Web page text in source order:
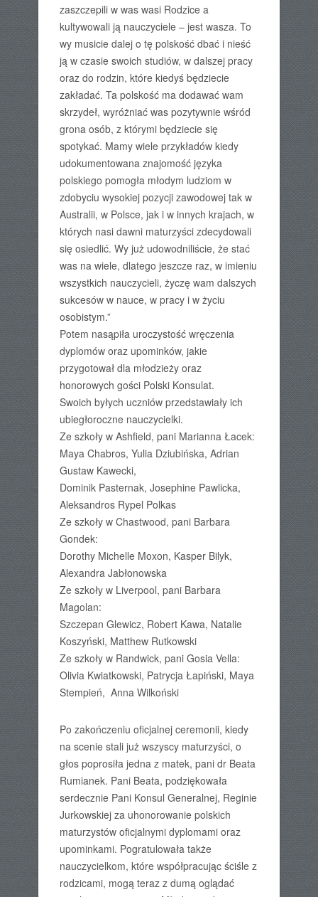
zaszczepili w was wasi Rodzice a
kultywowali ją nauczyciele – jest wasza. To
wy musicie dalej o tę polskość dbać i nieść
ją w czasie swoich studiów, w dalszej pracy
oraz do rodzin, które kiedyś będziecie
zakładać. Ta polskość ma dodawać wam
skrzydeł, wyróżniać was pozytywnie wśród
grona osób, z którymi będziecie się
spotykać. Mamy wiele przykładów kiedy
udokumentowana znajomość języka
polskiego pomogła młodym ludziom w
zdobyciu wysokiej pozycji zawodowej tak w
Australii, w Polsce, jak i w innych krajach, w
których nasi dawni maturzyści zdecydowali
się osiedlić. Wy już udowodniliście, że stać
was na wiele, dlatego jeszcze raz, w imieniu
wszystkich nauczycieli, życzę wam dalszych
sukcesów w nauce, w pracy i w życiu
osobistym.”
Potem nasąpiła uroczystość wręczenia
dyplomów oraz upominków, jakie
przygotował dla młodzieży oraz
honorowych gości Polski Konsulat.
Swoich byłych uczniów przedstawiały ich
ubiegłoroczne nauczycielki.
Ze szkoły w Ashfield, pani Marianna Łacek:
Maya Chabros, Yulia Dziubińska, Adrian
Gustaw Kawecki,
Dominik Pasternak, Josephine Pawlicka,
Aleksandros Rypel Polkas
Ze szkoły w Chastwood, pani Barbara
Gondek:
Dorothy Michelle Moxon, Kasper Bilyk,
Alexandra Jabłonowska
Ze szkoły w Liverpool, pani Barbara
Magolan:
Szczepan Glewicz, Robert Kawa, Natalie
Koszyński, Matthew Rutkowski
Ze szkoły w Randwick, pani Gosia Vella:
Olivia Kwiatkowski, Patrycja Łapiński, Maya
Stempień, Anna Wilkoński
Po zakończeniu oficjalnej ceremonii, kiedy
na scenie stali już wszyscy maturzyści, o
głos poprosiła jedna z matek, pani dr Beata
Rumianek. Pani Beata, podziękowała
serdecznie Pani Konsul Generalnej, Reginie
Jurkowskiej za uhonorowanie polskich
maturzystów oficjalnymi dyplomami oraz
upominkami. Pogratulowała także
nauczycielkom, które współpracując ściśle z
rodzicami, mogą teraz z dumą oglądać